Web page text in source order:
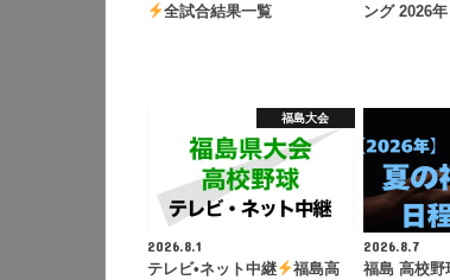
全試合結果一覧
ング 2026年
福島大会
2026.8.1
テレビ•ネット中継
福島高
2026.8.7
福島 高校野